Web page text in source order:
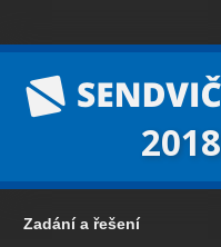
2018
Zadání a řešení